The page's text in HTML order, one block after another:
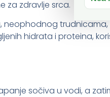
za zdravlje srca.
hidrata i proteina,
sočiva u vodi, a